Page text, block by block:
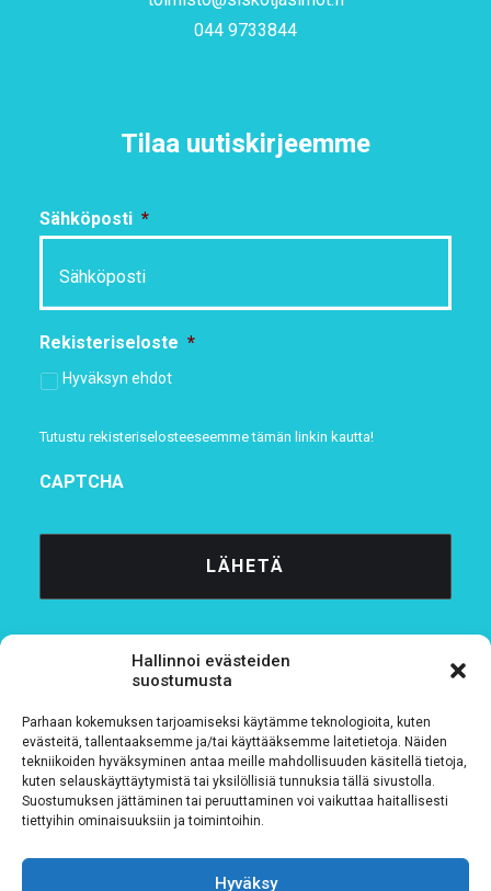
Hallinnoi evästeiden
suostumusta
Parhaan kokemuksen tarjoamiseksi käytämme teknologioita, kuten
evästeitä, tallentaaksemme ja/tai käyttääksemme laitetietoja. Näiden
tekniikoiden hyväksyminen antaa meille mahdollisuuden käsitellä tietoja,
kuten selauskäyttäytymistä tai yksilöllisiä tunnuksia tällä sivustolla.
Suostumuksen jättäminen tai peruuttaminen voi vaikuttaa haitallisesti
tiettyihin ominaisuuksiin ja toimintoihin.
Hyväksy
044 9733844
Tilaa uutiskirjeemme
Sähköposti *
Rekisteriseloste *
Hyväksyn ehdot
Tutustu rekisteriselosteeseemmetämän linkin kautta!
CAPTCHA
Tietosuojaseloste
Verkkolaskutustiedot